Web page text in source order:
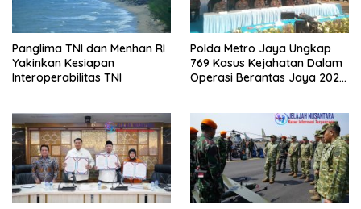
Panglima TNI dan Menhan RI
Yakinkan Kesiapan
Interoperabilitas TNI
Polda Metro Jaya Ungkap
769 Kasus Kejahatan Dalam
Operasi Berantas Jaya 2026,